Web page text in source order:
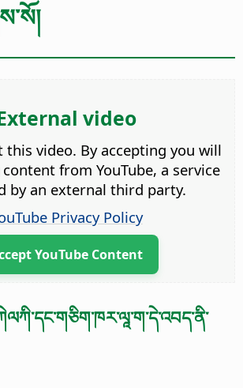
video
this video. By accepting you will
from YouTube, a service
by an external third party.
Privacy Policy
YouTube Content